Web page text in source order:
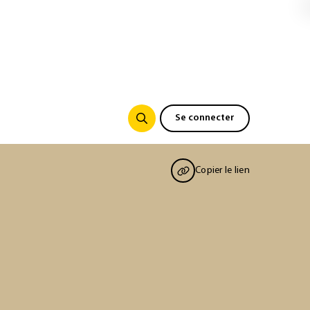
Se connecter
Copier le lien